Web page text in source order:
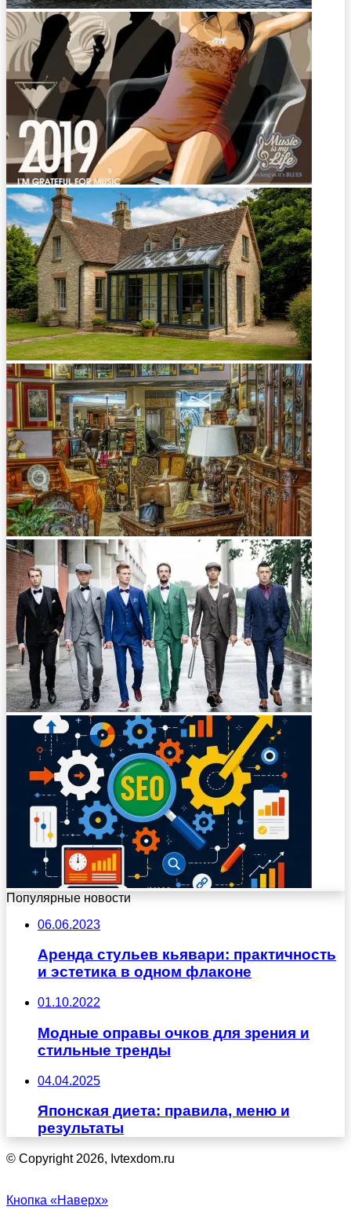
Популярные новости
06.06.2023
Аренда стульев кьявари: практичность
и эстетика в одном флаконе
01.10.2022
Модные оправы очков для зрения и
стильные тренды
04.04.2025
Японская диета: правила, меню и
результаты
© Copyright 2026, Ivtexdom.ru
Кнопка «Наверх»